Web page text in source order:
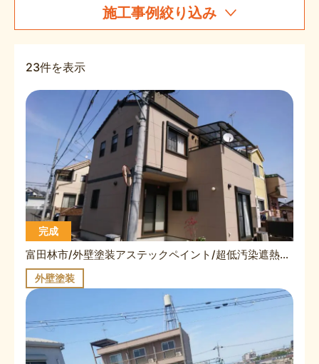
施工事例絞り込み
23件を表示
完成
富田林市/外壁塗装アステックペイント/超低汚染遮熱プラチナリファイン2000SI/T様/施工事例
外壁塗装